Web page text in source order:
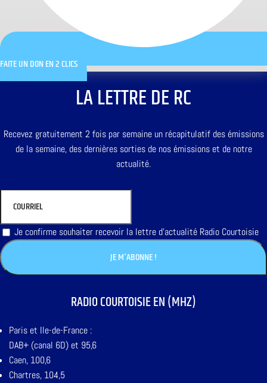
FAITE UN DON EN 2 CLICS
LA LETTRE DE RC
Recevez gratuitement 2 fois par semaine un récapitulatif des émissions
de la semaine, des dernières sorties de nos émissions et de notre
actualité.
Je confirme souhaiter recevoir la lettre d'actualité Radio Courtoisie
RADIO COURTOISIE EN (MHZ)
Paris et Ile-de-France :
DAB+ (canal 6D) et 95,6
Caen, 100,6
Chartres, 104,5